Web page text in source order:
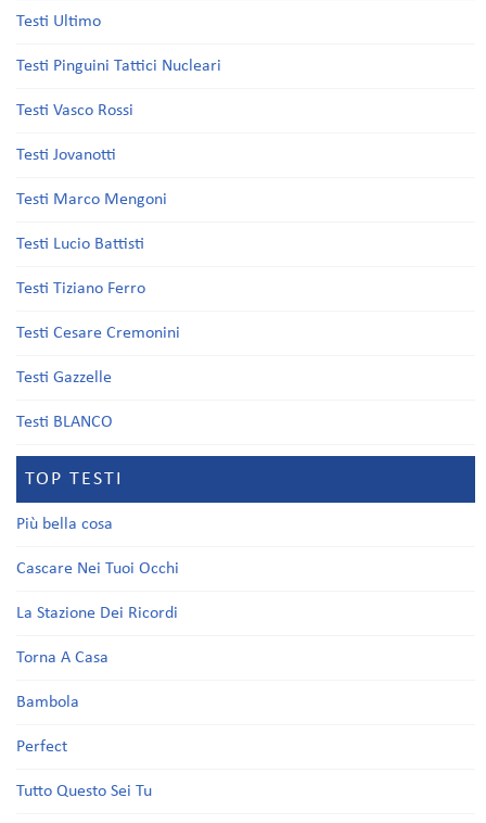
Testi Ultimo
Testi Pinguini Tattici Nucleari
Testi Vasco Rossi
Testi Jovanotti
Testi Marco Mengoni
Testi Lucio Battisti
Testi Tiziano Ferro
Testi Cesare Cremonini
Testi Gazzelle
Testi BLANCO
TOP TESTI
Più bella cosa
Cascare Nei Tuoi Occhi
La Stazione Dei Ricordi
Torna A Casa
Bambola
Perfect
Tutto Questo Sei Tu